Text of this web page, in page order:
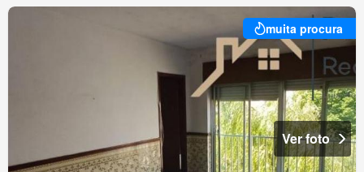
muita procura
Ver foto